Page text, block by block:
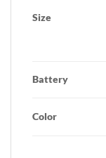
Size
Battery
Color